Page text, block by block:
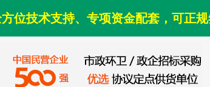
位技术支持、专项资金配套，可正规